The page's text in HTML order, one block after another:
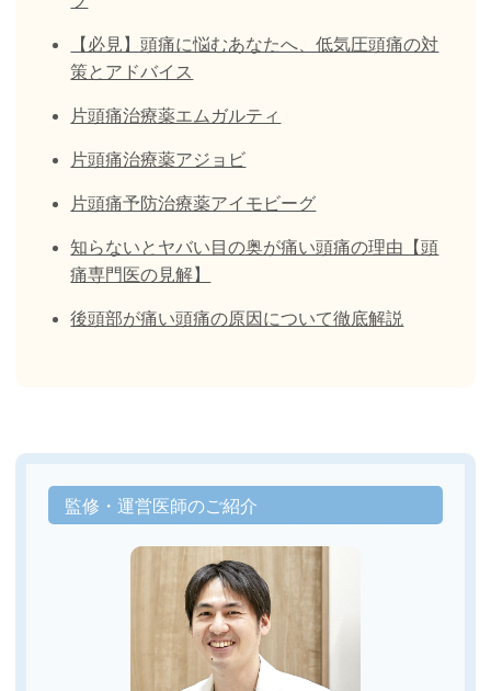
【必見】頭痛に悩むあなたへ、低気圧頭痛の対
策とアドバイス
片頭痛治療薬エムガルティ
片頭痛治療薬アジョビ
片頭痛予防治療薬アイモビーグ
知らないとヤバい目の奥が痛い頭痛の理由【頭
痛専門医の見解】
後頭部が痛い頭痛の原因について徹底解説
監修・運営医師のご紹介